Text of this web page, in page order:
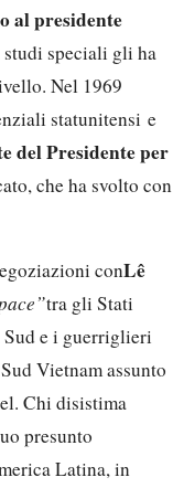
al presidente
speciali gli ha
Nel 1969
statunitensi e
del Presidente per
che ha svolto con
conLê
tra gli Stati
e i guerriglieri
Vietnam assunto
Chi disistima
presunto
Latina, in